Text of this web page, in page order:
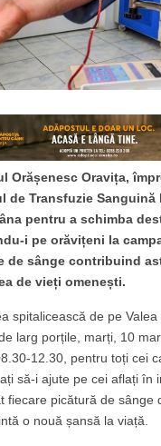
Orășenesc Oravița,
de Transfuzie Sanguină
pentru a schimba
i pe orăvițeni la
de sânge contribuind
de vieți omenești.
spitalicească de pe
larg porțile, marți, 10
12.30, pentru toți cei
să-i ajute pe cei aflați în
fiecare picătură de sânge
o nouă șansă la viață.